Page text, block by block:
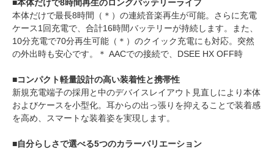
■本体だけで8時間再生のロングバッテリーライフ
本体だけで最長8時間（＊）の連続音楽再生が可能。さらに充電
ケース1回充電で、合計16時間バッテリーが持続します。また、
10分充電で70分再生可能（＊）のクイック充電にも対応。突然
の外出時も安心です。＊ AACでの接続で、DSEE HX OFF時
■コンパクト軽量設計の高い装着性と携帯性
新規充電端子の採用と中のデバイスレイアウト見直しにより本体
およびケースを小型化。耳からの出っ張りを抑えることで装着感
を高め、スマートな装着姿を実現します。
■自分らしさで選べる5つのカラーバリエーション